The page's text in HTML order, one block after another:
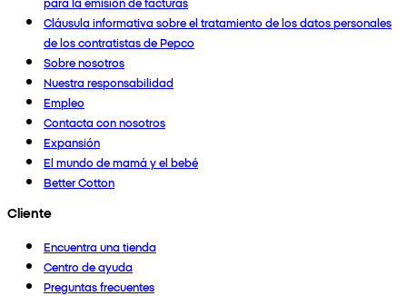
Cláusula informativa sobre el tratamiento de los datos personales
de los contratistas de Pepco
Sobre nosotros
Nuestra responsabilidad
Empleo
Contacta con nosotros
Expansión
El mundo de mamá y el bebé
Better Cotton
Cliente
Encuentra una tienda
Centro de ayuda
Preguntas frecuentes